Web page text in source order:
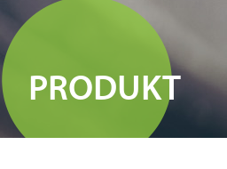
PRODUKT